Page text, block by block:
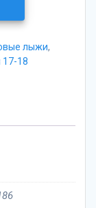
лыжи,
17-18